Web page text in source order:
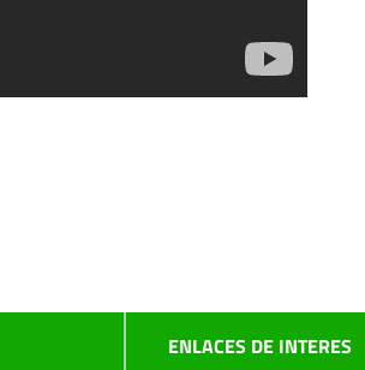
ENLACES DE INTERES